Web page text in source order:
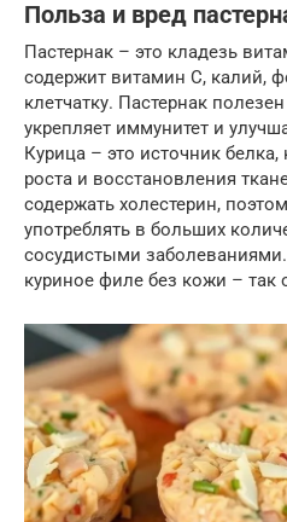
Польза и вред
Пастернак – это кладезь
содержит витамин С, калий,
клетчатку. Пастернак
укрепляет иммунитет и
Курица – это источник
роста и восстановления
содержать холестерин,
употреблять в больших
сосудистыми
куриное филе без кожи – так